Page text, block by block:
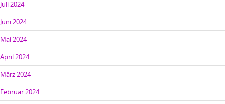
Juli 2024
Juni 2024
Mai 2024
April 2024
März 2024
Februar 2024